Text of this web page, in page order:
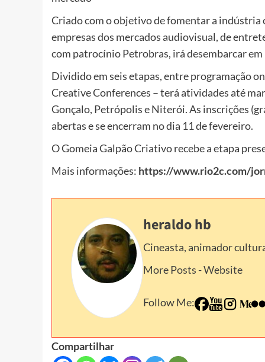
Criado com o objetivo de fomentar a
empresas dos mercados audiovisual, de
com patrocínio Petrobras, irá desembarcar
Dividido em seis etapas, entre programação
Creative Conferences – terá atividades até
Gonçalo, Petrópolis e Niterói. As inscrições
abertas e se encerram no dia 11 de fevereiro.
O Gomeia Galpão Criativo recebe a etapa
Mais informações: https://www.rio2c.com/
heraldo hb
Cineasta, animador
More Posts -Website
Follow Me:
Compartilhar